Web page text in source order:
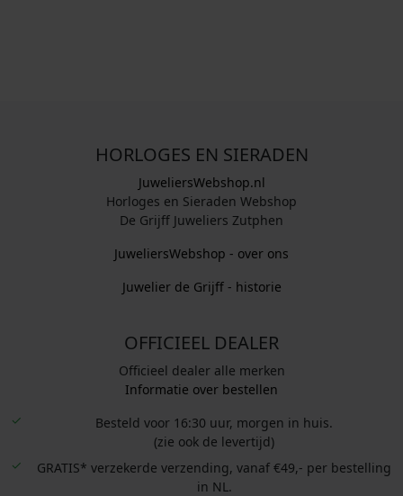
HORLOGES EN SIERADEN
JuweliersWebshop.nl
Horloges en Sieraden Webshop
De Grijff Juweliers Zutphen
JuweliersWebshop - over ons
Juwelier de Grijff - historie
OFFICIEEL DEALER
Officieel dealer alle merken
Informatie over bestellen
Besteld voor 16:30 uur, morgen in huis.
(zie ook de levertijd)
GRATIS* verzekerde verzending, vanaf €49,- per bestelling
in NL.